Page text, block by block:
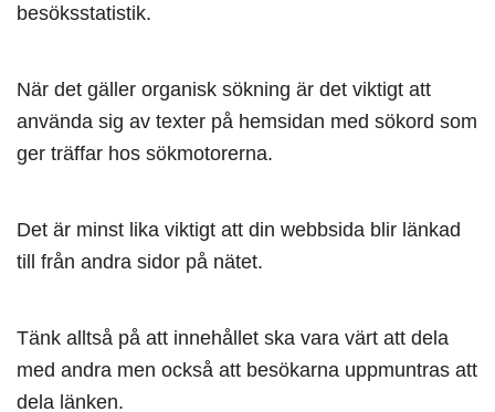
besöksstatistik.
När det gäller organisk sökning är det viktigt att
använda sig av texter på hemsidan med sökord som
ger träffar hos sökmotorerna.
Det är minst lika viktigt att din webbsida blir länkad
till från andra sidor på nätet.
Tänk alltså på att innehållet ska vara värt att dela
med andra men också att besökarna uppmuntras att
dela länken.